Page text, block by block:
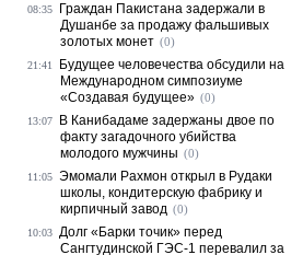
08:35
Граждан Пакистана задержали в
Душанбе за продажу фальшивых
золотых монет (0)
21:41
Будущее человечества обсудили на
Международном симпозиуме
«Создавая будущее» (0)
13:07
В Канибадаме задержаны двое по
факту загадочного убийства
молодого мужчины (0)
11:05 Эмомали Рахмон открыл в Рудаки
школы, кондитерскую фабрику и
кирпичный завод (0)
10:03 Долг «Барки точик» перед
Сангтудинской ГЭС-1 перевалил за